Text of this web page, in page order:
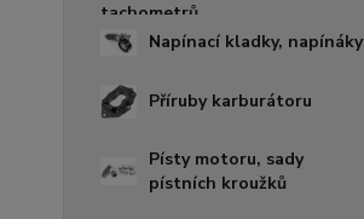
Napínací kladky, napínáky
Příruby karburátoru
Písty motoru, sady
pístních kroužků